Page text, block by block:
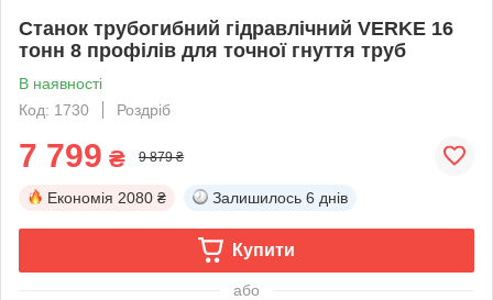
Станок трубогибний гідравлічний VERKE 16
тонн 8 профілів для точної гнуття труб
В наявності
Код: 1730
Роздріб
7 799 ₴ 9 879 ₴
Економія 2080 ₴ Залишилось 6 днів
Купити
або